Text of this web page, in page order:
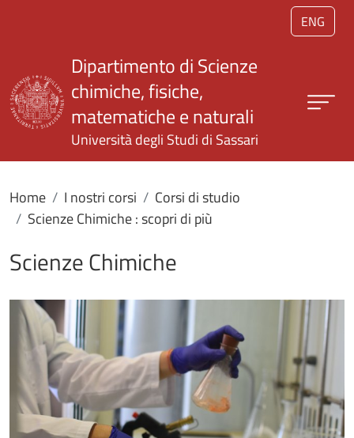
Salta al contenuto principale
ENG
Dipartimento di Scienze
chimiche, fisiche,
matematiche e naturali
Università degli Studi di Sassari
Home I nostri corsi
Corsi di studio
Scienze Chimiche : scopri di più
Scienze Chimiche